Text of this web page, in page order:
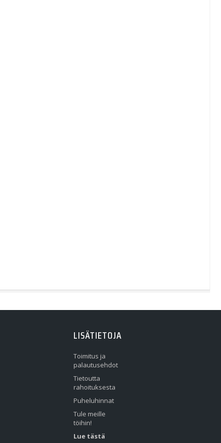
LISÄTIETOJA
Toimitus ja
palautusehdot
Tietoutta
rahoituksesta
Puheluhinnat
Tule meille
töihin!
Lue tästä